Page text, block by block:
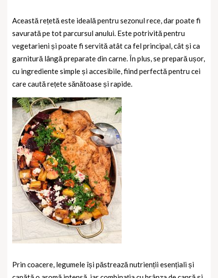
Această rețetă este ideală pentru sezonul rece, dar poate fi
savurată pe tot parcursul anului. Este potrivită pentru
vegetarieni și poate fi servită atât ca fel principal, cât și ca
garnitură lângă preparate din carne. În plus, se prepară ușor,
cu ingrediente simple și accesibile, fiind perfectă pentru cei
care caută rețete sănătoase și rapide.
Prin coacere, legumele își păstrează nutrienții esențiali și